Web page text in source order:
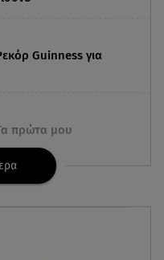
Guinness για
πρώτα μου
τηλέφωνο»
όπερας μίλησε